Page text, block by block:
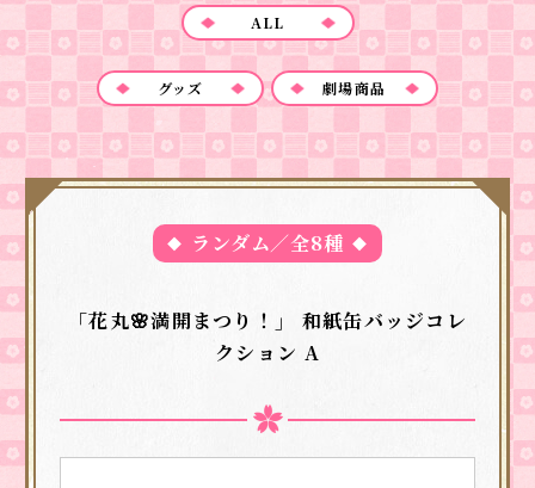
ALL
グッズ 劇場商品
ランダム／全8種
「花丸🌸満開まつり！」 和紙缶バッジコレ
クション A